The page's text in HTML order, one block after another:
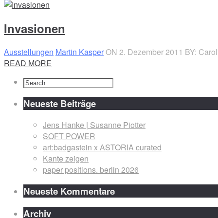
Invasionen
Ausstellungen Martin KasperON 2. Dezember 2011 BY:
READ MORE
Neueste Beiträge
Jens Hanke | Susanne Piotter
SOFT POWER
art:badgastein x ASTORIA curated
Kante zeigen
paper positions. berlin 2026
Neueste Kommentare
Archiv